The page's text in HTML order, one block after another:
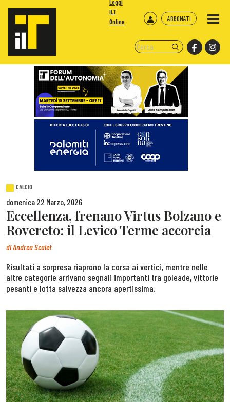
ABBONATI
Leggi
ILT
Online
CALCIO
domenica 22 Marzo, 2026
Eccellenza, frenano Virtus Bolzano e
Rovereto: il Levico Terme accorcia
diAndrea Scalet
Risultati a sorpresa riaprono la corsa ai vertici, mentre nelle
altre categorie arrivano segnali importanti tra goleade, vittorie
pesanti e lotta salvezza ancora apertissima.